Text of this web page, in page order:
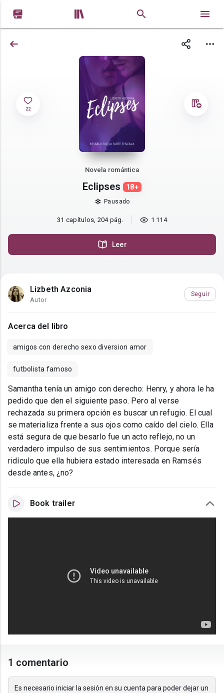
 
22
Novela romántica
Eclipses 18+
Pausado
31 capítulos, 204 pág. 1 114
Leer
Lizbeth Azconia
Autor
Seguir
Acerca del libro
amigos con derecho sexo diversion amor
futbolista famoso
Samantha tenía un amigo con derecho: Henry, y ahora le ha
pedido que den el siguiente paso. Pero al verse
rechazada su primera opción es buscar un refugio. El cual
se materializa frente a sus ojos como caído del cielo. Ella
está segura de que besarlo fue un acto reflejo, no un
verdadero impulso de sus sentimientos. Porque sería
ridículo que ella hubiera estado interesada en Ramsés
desde antes, ¿no?
Book trailer
1 comentario
Es necesario iniciar la sesión en su cuenta para poder dejar un